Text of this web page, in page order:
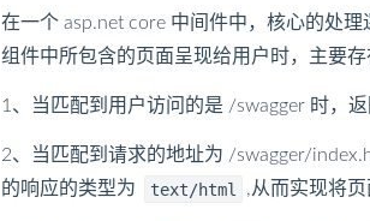
在一个 asp.net core 中间件中，核心的处理
组件中所包含的页面呈现给用户时，主要
1、当匹配到用户访问的是 /swagger 时，
2、当匹配到请求的地址为 /swagger/
的响应的类型为
text/html ,从而实现将